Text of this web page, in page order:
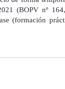
(BOPV nº
(formación